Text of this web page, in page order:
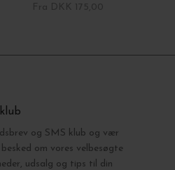
og SMS klub og vær
om vores velbesøgte
udsalg og tips til din